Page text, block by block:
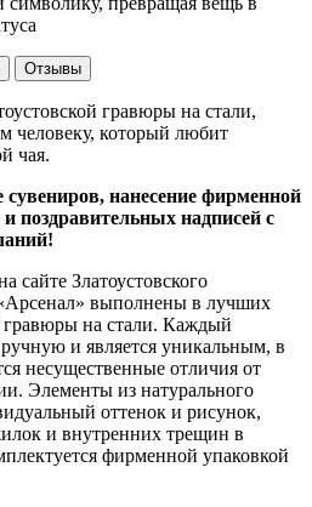
Отзывы
гравюры на стали,
человеку, который любит
чая.
нанесение фирменной
поздравительных надписей с
сайте Златоустовского
выполнены в лучших
гравюры на стали. Каждый
и является уникальным, в
несущественные отличия от
Элементы из натурального
оттенок и рисунок,
и внутренних трещин в
фирменной упаковкой